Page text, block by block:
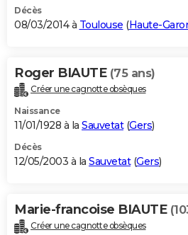
Décès
08/03/2014 à Toulouse (Haute-
Roger BIAUTE (75 ans)
Créer une cagnotte obsèques
Naissance
11/01/1928 à la Sauvetat(Gers)
Décès
12/05/2003 à la Sauvetat(Gers)
Marie-francoise BIAUTE
Créer une cagnotte obsèques